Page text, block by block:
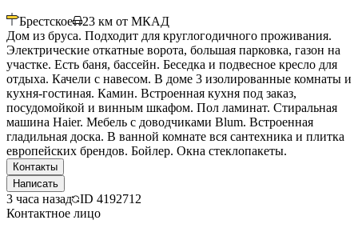
Брестское 23 км от МКАД
Дом из бруса. Подходит для круглогодичного проживания.
Электрические откатные ворота, большая парковка, газон на
участке. Есть баня, бассейн. Беседка и подвесное кресло для
отдыха. Качели с навесом. В доме 3 изолированные комнаты и
кухня-гостиная. Камин. Встроенная кухня под заказ,
посудомойкой и винным шкафом. Пол ламинат. Стиральная
машина Haier. Мебель с доводчиками Blum. Встроенная
гладильная доска. В ванной комнате вся сантехника и плитка
европейских брендов. Бойлер. Окна стеклопакеты.
Контакты
Написать
3 часа назад ID 4192712
Контактное лицо